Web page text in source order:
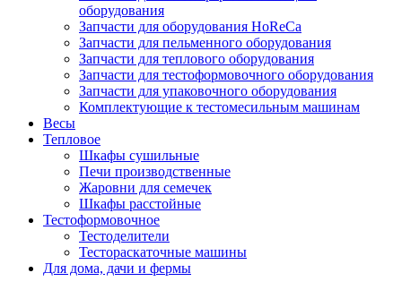
оборудования
Запчасти для оборудования HoReCa
Запчасти для пельменного оборудования
Запчасти для теплового оборудования
Запчасти для тестоформовочного оборудования
Запчасти для упаковочного оборудования
Комплектующие к тестомесильным машинам
Весы
Тепловое
Шкафы сушильные
Печи производственные
Жаровни для семечек
Шкафы расстойные
Тестоформовочное
Тестоделители
Тестораскаточные машины
Для дома, дачи и фермы